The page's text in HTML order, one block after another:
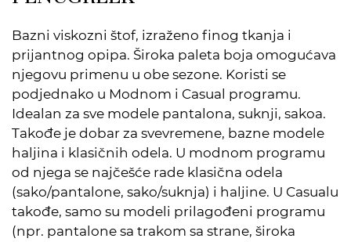
Bazni viskozni štof, izraženo finog tkanja i
prijantnog opipa. Široka paleta boja omogućava
njegovu primenu u obe sezone. Koristi se
podjednako u Modnom i Casual programu.
Idealan za sve modele pantalona, suknji, sakoa.
Takođe je dobar za svevremene, bazne modele
haljina i klasičnih odela. U modnom programu
od njega se najčešće rade klasična odela
(sako/pantalone, sako/suknja) i haljine. U Casualu
takođe, samo su modeli prilagođeni programu
(npr. pantalone sa trakom sa strane, široka